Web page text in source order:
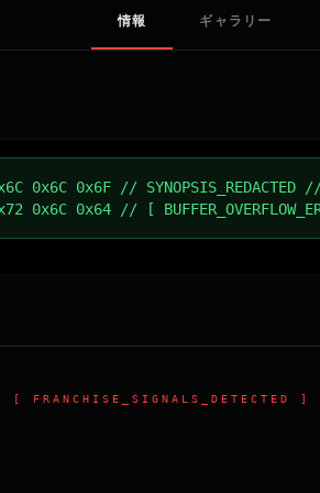
情報 ギャラリー
0x6C 0x6F // SYNOPSIS_REDACTED
0x6C 0x64 // [
_ [ FRANCHISE_SIGNALS_DETECTED ]